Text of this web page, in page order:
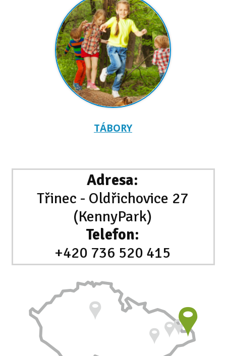
TÁBORY
Adresa:
Třinec - Oldřichovice 27
(KennyPark)
Telefon:
+420 736 520 415